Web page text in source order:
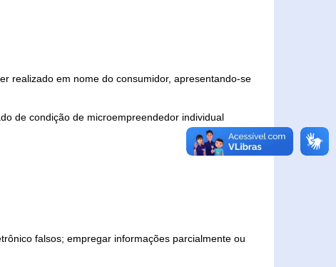
realizado em nome do consumidor, apresentando-se
de condição de microempreendedor individual
falsos; empregar informações parcialmente ou